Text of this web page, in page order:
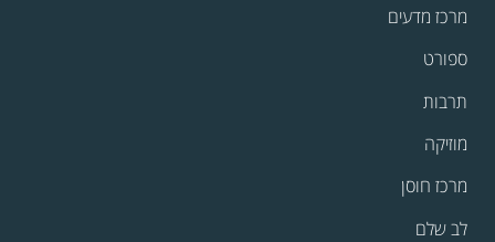
מרכז מדעים
ספורט
תרבות
מוזיקה
מרכז חוסן
לב שלם